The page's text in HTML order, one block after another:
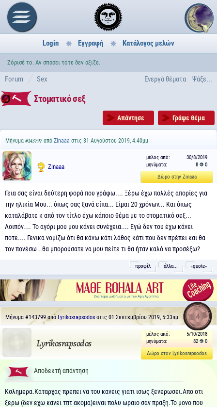
Login Εγγραφή Κατάλογος μελών
Ζόρισέ το. Αν σπάσει τότε δεν άξιζε.
Ενεργά θέματα Ψάξε...
Forum Sex
Στοματικό σεξ
Απάντησε Γράψε θέμα
Μήνυμα #143797από Zinaaa στις 31 Αυγούστου 2019, 4:40μμ
Zinaaa
μέλος από:
30/8/2019
μηνύματα:
8
0
Δώρο στην Zinaaa
Γεια σας είναι δεύτερη φορά που γράφω.... Ξέρω έχω πολλές απορίες για
την ηλικία Μου... όπως σας ξανά είπα... Είμαι 20 χρόνων... Και όπως
καταλάβατε κ από τον τίτλο έχω κάποιο θέμα με το στοματικό σεξ...
Λοιπόν.... Το αγόρι μου μου κάνει συνέχεια.... Εγώ δεν του έχω κάνει
ποτε.... Γενικα νομίζω ότι θα κάνω κάτι λάθος κάτι που δεν πρέπει και θα
τον πονέσω ..θα μπορούσατε να μου πείτε τι θα ήταν καλό να προσέξω?
προφίλ άλλα... ˵quote˶
4
Μήνυμα #143799 από Lyrikosrapsodos στις 01 Σεπτεμβρίου 2019, 5:33πμ
Lyrikosrapsodos
μέλος από:
5/10/2018
μηνύματα:
82
0
Δώρο στον Lyrikosrapsodos
Αποδεκτή απάντηση
Κσλημερα.Καταρχας πρεπει να του κανεις γιατι ισως ξενερωσει.Απο οτι
ξερω (δεν εχω κανει τπτ ακομα)ειναι πολυ ωραιο σαν πραξη.Το μονο που